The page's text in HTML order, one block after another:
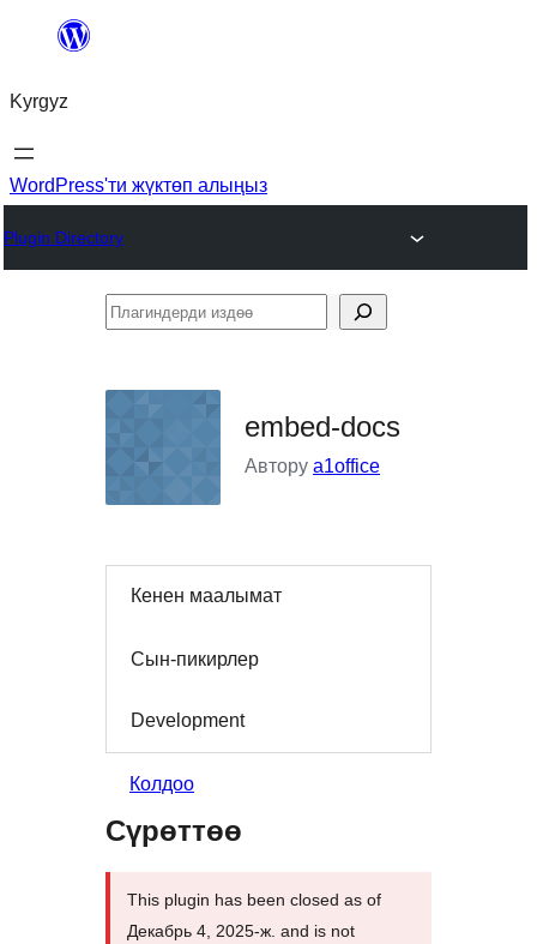
Мазмунга
Kyrgyz
WordPress'ти жүктөп алыңыз
Plugin Directory
Плагиндерди
embed-docs
Автору a1office
Кенен маалымат
Сын-пикирлер
Development
Колдоо
Сүрөттөө
This plugin has been closed as of
Декабрь 4, 2025-ж. and is not